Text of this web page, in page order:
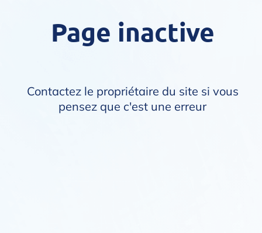
Page inactive
Contactez le propriétaire du site si vous
pensez que c'est une erreur